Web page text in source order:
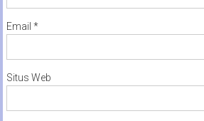
Email *
Situs Web